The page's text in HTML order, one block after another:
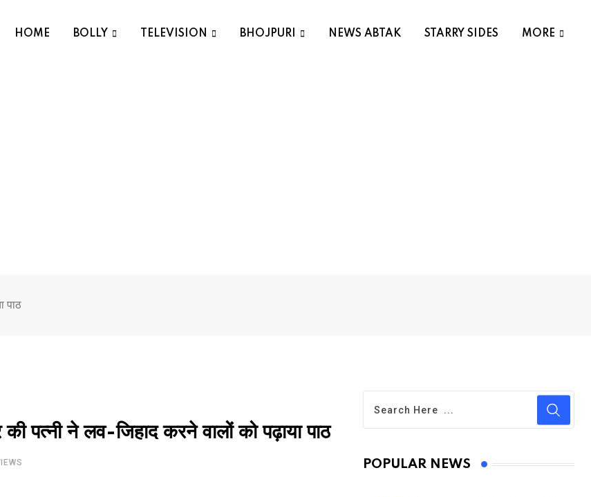
HOME BOLLY TELEVISION BHOJPURI NEWS ABTAK STARRY SIDES MORE
पाठ
ने लव-जिहाद करने वालों को पढ़ाया पाठ
POPULAR NEWS